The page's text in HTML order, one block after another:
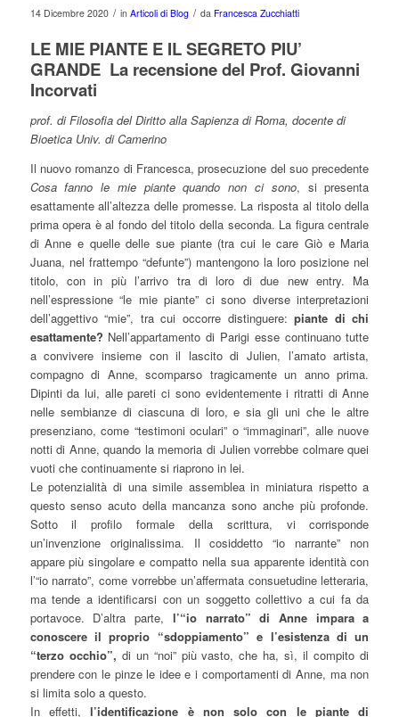
14 Dicembre 2020 / in Articoli di Blog / da Francesca Zucchiatti
LE MIE PIANTE E IL SEGRETO PIU’
GRANDE La recensione del Prof. Giovanni
Incorvati
prof. di Filosofia del Diritto alla Sapienza di Roma, docente di
Bioetica Univ. di Camerino
Il nuovo romanzo di Francesca, prosecuzione del suo precedente
Cosa fanno le mie piante quando non ci sono, si presenta
esattamente all’altezza delle promesse. La risposta al titolo della
prima opera è al fondo del titolo della seconda. La figura centrale
di Anne e quelle delle sue piante (tra cui le care Giò e Maria
Juana, nel frattempo “defunte”) mantengono la loro posizione nel
titolo, con in più l’arrivo tra di loro di due new entry. Ma
nell’espressione “le mie piante” ci sono diverse interpretazioni
dell’aggettivo “mie”, tra cui occorre distinguere:piante di chi
esattamente? Nell’appartamento di Parigi esse continuano tutte
a convivere insieme con il lascito di Julien, l’amato artista,
compagno di Anne, scomparso tragicamente un anno prima.
Dipinti da lui, alle pareti ci sono evidentemente i ritratti di Anne
nelle sembianze di ciascuna di loro, e sia gli uni che le altre
presenziano, come “testimoni oculari” o “immaginari”, alle nuove
notti di Anne, quando la memoria di Julien vorrebbe colmare quei
vuoti che continuamente si riaprono in lei.
Le potenzialità di una simile assemblea in miniatura rispetto a
questo senso acuto della mancanza sono anche più profonde.
Sotto il profilo formale della scrittura, vi corrisponde
un’invenzione originalissima. Il cosiddetto “io narrante” non
appare più singolare e compatto nella sua apparente identità con
l’“io narrato”, come vorrebbe un’affermata consuetudine letteraria,
ma tende a identificarsi con un soggetto collettivo a cui fa da
portavoce. D’altra parte, l’“io narrato” di Anne impara a
conoscere il proprio “sdoppiamento” e l’esistenza di un
“terzo occhio”, di un “noi” più vasto, che ha, sì, il compito di
prendere con le pinze le idee e i comportamenti di Anne, ma non
si limita solo a questo.
In effetti,l’identificazione è non solo con le piante di